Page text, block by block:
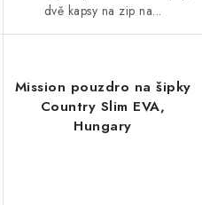
dvě kapsy na zip na...
Mission pouzdro na šipky
Country Slim EVA,
Hungary